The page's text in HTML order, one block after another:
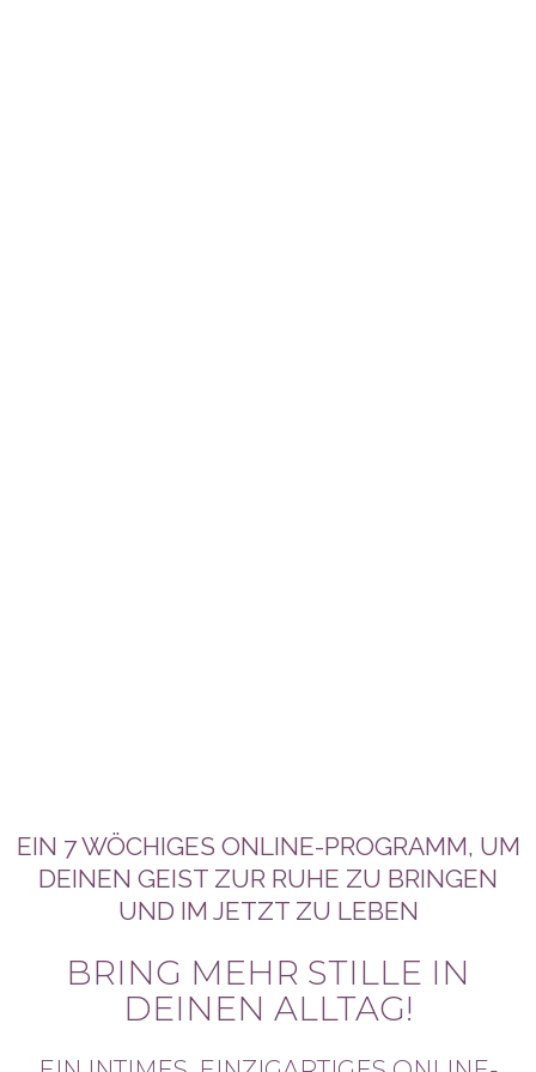
EIN 7 WÖCHIGES ONLINE-PROGRAMM, UM
DEINEN GEIST ZUR RUHE ZU BRINGEN
UND IM JETZT ZU LEBEN
BRING MEHR STILLE IN
DEINEN ALLTAG!